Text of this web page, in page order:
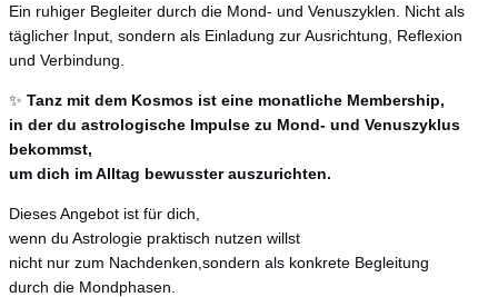
Ein ruhiger Begleiter durch die Mond- und Venuszyklen. Nicht als
täglicher Input, sondern als Einladung zur Ausrichtung, Reflexion
und Verbindung.
✨ Tanz mit dem Kosmos ist eine monatliche Membership,
in der du astrologische Impulse zu Mond- und Venuszyklus
bekommst,
um dich im Alltag bewusster auszurichten.
Dieses Angebot ist für dich,
wenn du Astrologie praktisch nutzen willst
nicht nur zum Nachdenken,sondern als konkrete Begleitung
durch die Mondphasen.